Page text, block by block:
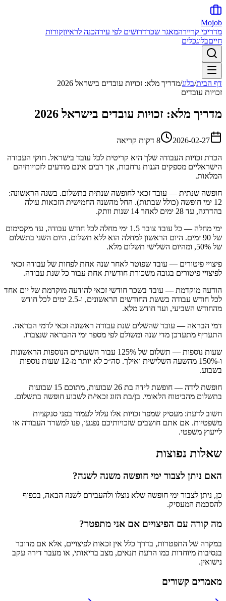
Mojob
מדריכי קריירהמאגר שכרדרושים לפי עירהכנה לראיוןקורות
חייםבלוגכלים
דף הבית/בלוג/מדריך מלא: זכויות עובדים בישראל 2026
זכויות עובדים
מדריך מלא: זכויות עובדים בישראל 2026
2026-02-27 8 דקות
קריאה
הכרת זכויות העבודה שלך היא קריטית לכל עובד בישראל. חוקי העבודה
הישראליים מספקים הגנות נרחבות, אך רבים אינם מודעים לזכויותיהם
המלאות.
חופשה שנתית — עובד זכאי לחופשה שנתית בתשלום. בשנה הראשונה:
12 ימי חופשה (כולל שבתות). החל מהשנה החמישית הזכאות עולה
בהדרגה, עד 28 ימים לאחר 14 שנות וותק.
ימי מחלה — כל עובד צובר 1.5 ימי מחלה לכל חודש עבודה, עד מקסימום
של 90 ימים. היום הראשון למחלה הוא ללא תשלום, היום השני בתשלום
של 50%, ומהיום השלישי תשלום מלא.
פיצויי פיטורים — עובד שפוטר לאחר שנה אחת לפחות של עבודה זכאי
לפיצויי פיטורים בגובה משכורת חודשית אחת עבור כל שנת עבודה.
הודעה מוקדמת — עובד בשכר חודשי זכאי להודעה מוקדמת של יום אחד
לכל חודש עבודה בששת החודשים הראשונים, ו-2.5 ימים לכל חודש
מהחודש השביעי, ועד חודש מלא.
דמי הבראה — עובד שהשלים שנת עבודה ראשונה זכאי לדמי הבראה.
התעריף מתעדכן מדי שנה ומשולם לפי מספר ימי ההבראה שנצברו.
שעות נוספות — תשלום של 125% עבור השעתיים הנוספות הראשונות
ו-150% מהשעה השלישית ואילך. סה״כ לא יותר מ-12 שעות נוספות
בשבוע.
חופשת לידה — חופשת לידה בת 26 שבועות, מתוכם 15 שבועות
בתשלום מהביטוח הלאומי. בן/בת הזוג זכאי/ת לשבוע חופשה בתשלום.
חשוב לדעת: מעסיק שמפר זכויות אלו עלול לעמוד בפני סנקציות
משפטיות. אם אתם חושבים שזכויותיכם נפגעו, פנו למשרד העבודה או
לייעוץ משפטי.
שאלות נפוצות
האם ניתן לצבור ימי חופשה משנה לשנה?
כן, ניתן לצבור ימי חופשה שלא נוצלו ולהעבירם לשנה הבאה, בכפוף
להסכמת המעסיק.
מה קורה עם הפיצויים אם אני מתפטר?
במקרה של התפטרות, בדרך כלל אין זכאות לפיצויים, אלא אם מדובר
בנסיבות מיוחדות כמו הרעת תנאים, מצב בריאותי, או מעבר דירה עקב
נישואין.
מאמרים קשורים